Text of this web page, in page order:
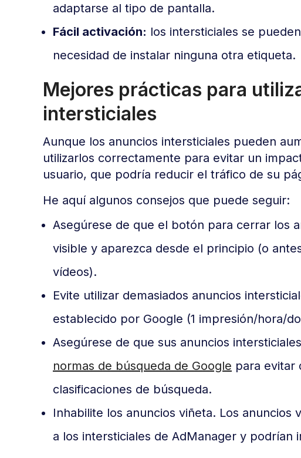
adaptarse al tipo de pantalla.
Fácil activación: los intersticiales se
necesidad de instalar ninguna otra etiqueta.
Mejores prácticas para
intersticiales
Aunque los anuncios intersticiales pueden
utilizarlos correctamente para evitar un
usuario, que podría reducir el tráfico de su
He aquí algunos consejos que puede seguir:
Asegúrese de que el botón para cerrar los
visible y aparezca desde el principio (o
vídeos).
Evite utilizar demasiados anuncios
establecido por Google (1 impresión/hora/
Asegúrese de que sus anuncios
normas de búsqueda de Google para evitar
clasificaciones de búsqueda.
Inhabilite los anuncios viñeta. Los anuncios
a los intersticiales de AdManager y podrían